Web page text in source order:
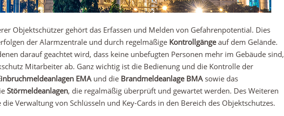
Objektschützer gehört das Erfassen und Melden von Gefahrenpotential. Dies
der Alarmzentrale und durch regelmäßige Kontrollgängeauf dem Gelände.
darauf geachtet wird, dass keine unbefugten Personen mehr im Gebäude sind,
Mitarbeiter ab. Ganz wichtig ist die Bedienung und die Kontrolle der
EMAund die Brandmeldeanlage BMAsowie das
Störmeldeanlagen, die regalmäßig überprüft und gewartet werden. Des Weiteren
Verwaltung von Schlüsseln und Key-Cards in den Bereich des Objektschutzes.